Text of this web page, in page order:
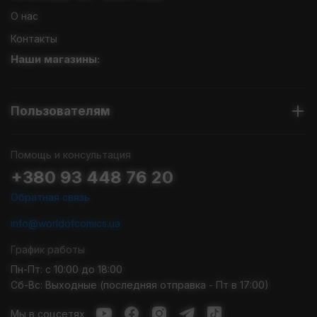
О нас
Контакты
Наши магазины:
Пользователям
Помощь и консультация
+380 93 448 76 20
Обратная связь
info@worldofcomics.ua
График работы
Пн-Пт: с 10:00 до 18:00
Сб-Вс: Выходные (последняя отправка - Пт в 17:00)
Мы в соцсетях